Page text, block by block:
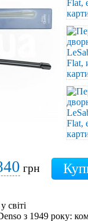
грн
світі
з 1949 року: